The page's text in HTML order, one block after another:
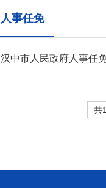
人事任免
汉中市人民政府人事任
共